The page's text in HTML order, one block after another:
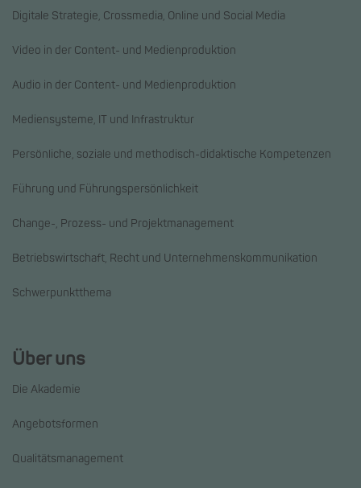
Digitale Strategie, Crossmedia, Online und Social Media
Video in der Content- und Medienproduktion
Audio in der Content- und Medienproduktion
Mediensysteme, IT und Infrastruktur
Persönliche, soziale und methodisch-didaktische Kompetenzen
Führung und Führungspersönlichkeit
Change-, Prozess- und Projektmanagement
Betriebswirtschaft, Recht und Unternehmenskommunikation
Schwerpunktthema
Über uns
Die Akademie
Angebotsformen
Qualitätsmanagement